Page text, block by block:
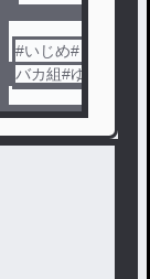
#いじめ#トリプル
バカ組#ゆる留年組